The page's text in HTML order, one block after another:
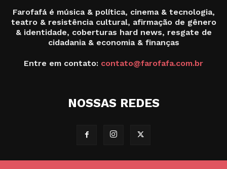
Farofafá é música & política, cinema & tecnologia,
teatro & resistência cultural, afirmação de gênero
& identidade, coberturas hard news, resgate de
cidadania & economia & finanças
Entre em contato: contato@farofafa.com.br
NOSSAS REDES